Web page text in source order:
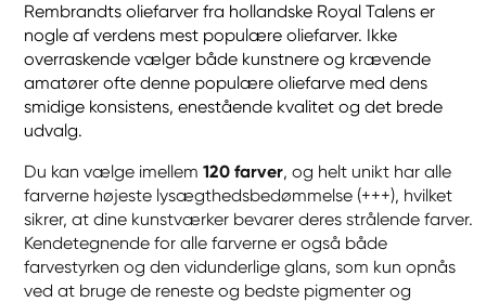
Rembrandts oliefarver fra hollandske Royal Talens er
nogle af verdens mest populære oliefarver. Ikke
overraskende vælger både kunstnere og krævende
amatører ofte denne populære oliefarve med dens
smidige konsistens, enestående kvalitet og det brede
udvalg.
Du kan vælge imellem 120 farver, og helt unikt har alle
farverne højeste lysægthedsbedømmelse (+++), hvilket
sikrer, at dine kunstværker bevarer deres strålende farver.
Kendetegnende for alle farverne er også både
farvestyrken og den vidunderlige glans, som kun opnås
ved at bruge de reneste og bedste pigmenter og